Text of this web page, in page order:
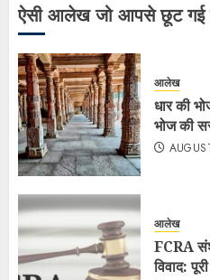
ऐसी आलेख जो आपसे छूट गई
आलेख
धार की
भोज की
आलेख
FCRA
विवाद: